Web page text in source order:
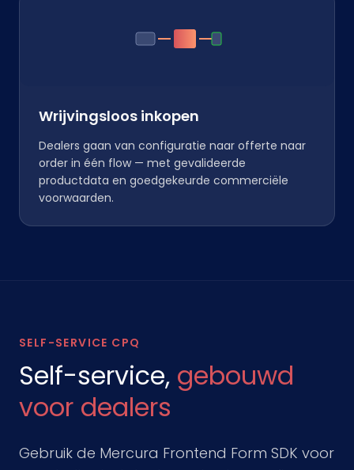
Wrijvingsloos inkopen
Dealers gaan van configuratie naar offerte naar
order in één flow — met gevalideerde
productdata en goedgekeurde commerciële
voorwaarden.
SELF-SERVICE CPQ
Self-service, gebouwd
voor dealers
Gebruik de Mercura Frontend Form SDK voor